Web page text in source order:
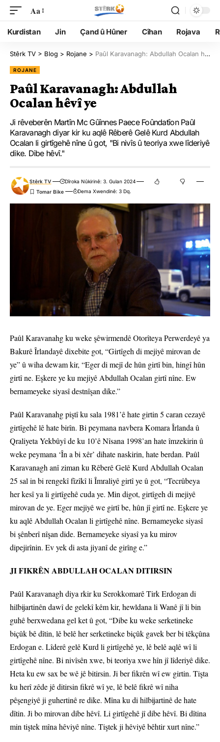
Aa
Kurdistan Jin Çand û Hûner Cîhan Rojava
Stêrk TV > Blog > Rojane > Paûl Karavanagh: Abdullah Ocalan hêvî ye
ROJANE
Paûl Karavanagh: Abdullah
Ocalan hêvî ye
Ji rêveberên Martîn Mc Gûînnes Paece Foûndatîon Paûl
Karavanagh diyar kir ku aqlê Rêberê Gelê Kurd Abdullah
Ocalan li girtîgehê nîne û got, "Bi nivîs û teoriya xwe lîderiyê
dike. Dibe hêvî."
Stêrk TV
Dîroka Nûkirinê: 3. Gulan 2024
Dema Xwendinê: 3 Dq.
Paûl Karavanahg ku weke şêwirmendê Otorîteya Perwerdeyê ya
Bakurê Îrlandayê dixebite got, “Girtîgeh di mejiyê mirovan de
ye” û wiha dewam kir, “Eger di mejî de hûn girtî bin, hingî hûn
girtî ne. Eşkere ye ku mejiyê Abdullah Ocalan girtî nîne. Ew
bernameyeke siyasî destnîşan dike.”
Paûl Karavanahg piştî ku sala 1981’ê hate girtin 5 caran cezayê
girtîgehê lê hate birîn. Bi peymana navbera Komara Îrlanda û
Qraliyeta Yekbûyî de ku 10’ê Nîsana 1998’an hate îmzekirin û
weke peymana ‘În a bi xêr’ dihate naskirin, hate berdan. Paûl
Karavanagh anî ziman ku Rêberê Gelê Kurd Abdullah Ocalan
25 sal in bi rengekî fîzîkî li Îmraliyê girtî ye û got, “Tecrûbeya
her kesî ya li girtîgehê cuda ye. Min digot, girtîgeh di mejiyê
mirovan de ye. Eger mejiyê we girtî be, hûn jî girtî ne. Eşkere ye
ku aqlê Abdullah Ocalan li girtîgehê nîne. Bernameyeke siyasî
bi şênberî nîşan dide. Bernameyeke siyasî ya ku mirov
dipejirînin. Ev yek di asta jiyanî de girîng e.”
JI FIKRÊN ABDULLAH OCALAN DITIRSIN
Paûl Karavanagh diya rkir ku Serokkomarê Tirk Erdogan di
hilbijartinên dawî de gelekî kêm kir, hewldana li Wanê jî li bin
guhê berxwedana gel ket û got, “Dibe ku weke serketineke
biçûk bê dîtin, lê belê her serketineke biçûk gavek ber bi têkçûna
Erdogan e. Lîderê gelê Kurd li girtîgehê ye, lê belê aqlê wî li
girtîgehê nîne. Bi nivîsên xwe, bi teoriya xwe hîn jî lîderiyê dike.
Heta ku ew sax be wê jê bitirsin. Ji ber fikrên wî ew girtin. Tişta
ku herî zêde jê ditirsin fikrê wî ye, lê belê fikrê wî niha
pêşengiyê ji guhertinê re dike. Mîna ku di hilbijartinê de hate
dîtin. Ji bo mirovan dibe hêvî. Li girtîgehê jî dibe hêvî. Bi dîtina
min tiştek mîna hêviyê nîne. Tiştek ji hêviyê bêhtir xurt nîne.”